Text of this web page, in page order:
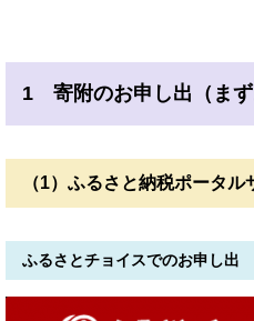
1 寄附のお申し出（まず
（1）ふるさと納税ポータ
ふるさとチョイスでのお申し出